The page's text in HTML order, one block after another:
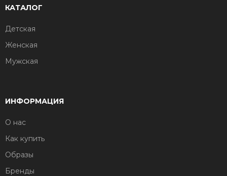
КАТАЛОГ
Детская
Женская
Мужская
ИНФОРМАЦИЯ
О нас
Как купить
Образы
Бренды